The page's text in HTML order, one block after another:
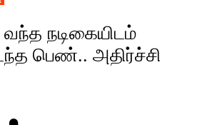
வந்த நடிகையிடம்
பெண்.. அதிர்ச்சி